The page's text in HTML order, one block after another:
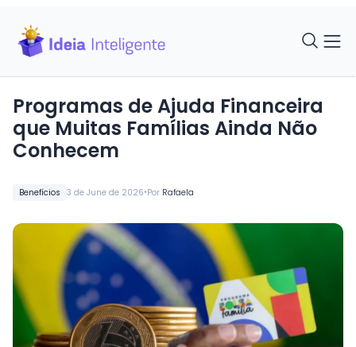
Benefícios 3 de June de 2026•Por Rafaela
Programas de Ajuda Financeira
que Muitas Famílias Ainda Não
Conhecem